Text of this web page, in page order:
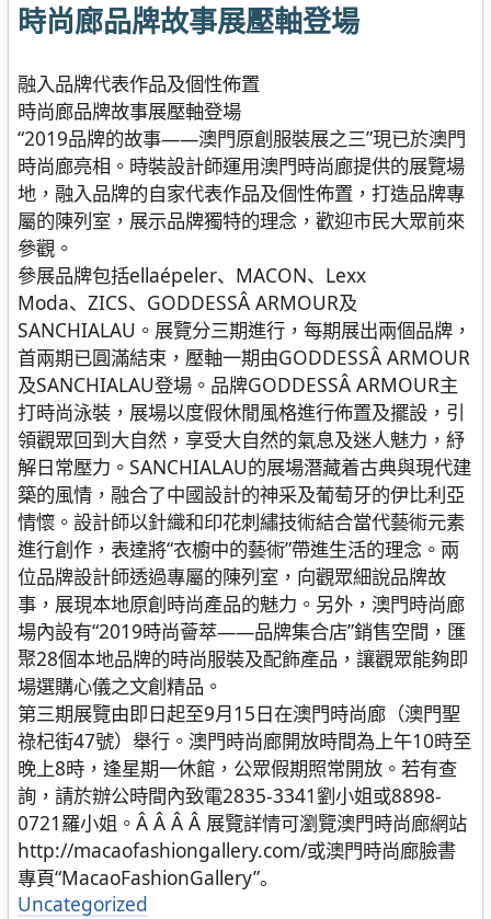
時尚廊品牌故事展壓軸登場
融入品牌代表作品及個性佈置
時尚廊品牌故事展壓軸登場
“2019品牌的故事——澳門原創服裝展之三”現已於澳門
時尚廊亮相。時裝設計師運用澳門時尚廊提供的展覽場
地，融入品牌的自家代表作品及個性佈置，打造品牌專
屬的陳列室，展示品牌獨特的理念，歡迎市民大眾前來
參觀。
參展品牌包括ellaépeler、MACON、Lexx
Moda、ZICS、GODDESSÂ ARMOUR及
SANCHIALAU。展覽分三期進行，每期展出兩個品牌，
首兩期已圓滿結束，壓軸一期由GODDESSÂ ARMOUR
及SANCHIALAU登場。品牌GODDESSÂ ARMOUR主
打時尚泳裝，展場以度假休閒風格進行佈置及擺設，引
領觀眾回到大自然，享受大自然的氣息及迷人魅力，紓
解日常壓力。SANCHIALAU的展場潛藏着古典與現代建
築的風情，融合了中國設計的神采及葡萄牙的伊比利亞
情懷。設計師以針織和印花刺繡技術結合當代藝術元素
進行創作，表達將“衣櫥中的藝術”帶進生活的理念。兩
位品牌設計師透過專屬的陳列室，向觀眾細說品牌故
事，展現本地原創時尚產品的魅力。另外，澳門時尚廊
場內設有“2019時尚薈萃——品牌集合店”銷售空間，匯
聚28個本地品牌的時尚服裝及配飾產品，讓觀眾能夠即
場選購心儀之文創精品。
第三期展覽由即日起至9月15日在澳門時尚廊（澳門聖
祿杞街47號）舉行。澳門時尚廊開放時間為上午10時至
晚上8時，逢星期一休館，公眾假期照常開放。若有查
詢，請於辦公時間內致電2835-3341劉小姐或8898-
0721羅小姐。Â Â Â Â 展覽詳情可瀏覽澳門時尚廊網站
http://macaofashiongallery.com/或澳門時尚廊臉書
專頁“MacaoFashionGallery”。
分
Uncategorized